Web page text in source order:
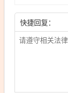
快捷回复：